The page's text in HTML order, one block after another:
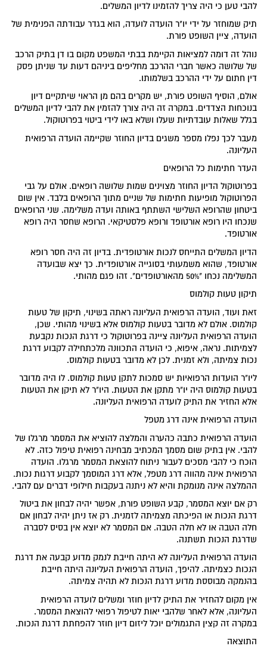
להבי טען כי היה צריך להזמינו לדיון המשלים.
תיק שמוחזר על ידי יו"ר הועדה לועדה, הוא בגדר עבודתה הפנימית של
הועדה, ציין השופט פורת.
נוהל זה דומה למציאות הקיימת בבתי המשפט מקום בו דן בתיק הרכב
של שלושה כאשר חברי ההרכב מחליפים ביניהם דעות עד שניתן פסק
דין חתום על ידי ההרכב בשלמותו.
אולם, הוסיף השופט פורת, יש מקרים בהם מן הראוי שיתקיים דיון
בנוכחות הצדדים. במקרה זה היה צורך להזמין את להבי לדיון המשלים
בגלל שאלות עובדתיות שעלו ושלא באו לידי ביטוי בפרוטוקול.
מעבר לכך נפלו מספר משגים בדיון החוזר שקיימה הועדה הרפואית
העליונה.
העדר חתימות כל הרופאים
בפרוטוקול הדיון החוזר מצוינים שמות שלושה רופאים. אולם על גבי
הפרוטוקול מופיעות חתימות של שניים מתוך הרופאים בלבד. אין שום
ביטחון שהרופא השלישי השתתף באותה ועדה משלימה. שני הרופאים
שנכחו היו רופא אורטופד ורופא פלסטיקאי. הרופא שחסר היה רופא
אורטופד.
הדיון המשלים התייחס לנכות אורטופדית. בדיון זה היה חסר רופא
אורטופד, שהוא משמעותי בסוגייה אורטופדית. כך יצא שבועדה
המשלימה נכחו "50% מהאורטופדים". זהו פגם מהותי.
תיקון טעות קולמוס
זאת ועוד, הועדה הרפואית העליונה ראתה בשינוי, תיקון של טעות
קולמוס. אולם לא מדובר בטעות קולמוס אלא בשינוי מהותי. שכן,
הועדה הרפואית העליונה ציינה בפרוטוקול כי דרגת הנכות נקבעת
לצמיתות. נראה, איפוא, כי הועדה התכוונה מלכתחילה לקבוע דרגת
נכות צמיתה, ולא זמנית. לכן לא מדובר בטעות קולמוס.
ליו"ר הועדות הרפואיות יש סמכות לתקן טעות קולמוס. לו היה מדובר
בטעות קולמוס היה יו"ר מתקן את הטעות. היו"ר לא תיקן את הטעות
אלא החזיר את התיק לועדה הרפואית העליונה.
הועדה הרפואית אינה דרג מטפל
הועדה הרפואית כתבה כהערה והמלצה להוציא את המסמר מרגלו של
להבי. אין בתיק שום מסמך המכתיב מבחינה רפואית טיפול כזה. לא
הוכח כי להבי מסכים לעבור ניתוח להוצאת המסמר מרגלו. הועדה
הרפואית אינה מהווה דרג מטפל, אלא דרג המוסמך לקבוע דרגות נכות.
ההמלצה אינה מנומקת והיא לא ניתנה בעקבות חילופי דברים עם להבי.
רק אם יוצא המסמר, קבע השופט פורת, אפשר יהיה לבחון את ביטול
דרגת הנכות או הפיכתה מצמיתה לזמנית. רק אז ניתן יהיה לבחון אם
חלה הטבה או לא חלה הטבה. אם המסמר לא יוצא אין בסיס לסברה
שדרגת הנכות תשתנה.
הועדה הרפואית העליונה לא היתה חייבת לנמק מדוע קבעה את דרגת
הנכות כצמיתה. להיפך, הועדה הרפואית העליונה היתה חייבת
בהנמקה מבוססת מדוע דרגת הנכות לא תהיה צמיתה.
אין מקום להחזיר את התיק לדיון חוזר ומשלים לועדה הרפואית
העליונה, אלא לאחר שלהבי יאות לטיפול רפואי להוצאת המסמר.
במקרה זה קצין התגמולים יוכל ליזום דיון חוזר להפחתת דרגת הנכות.
התוצאה